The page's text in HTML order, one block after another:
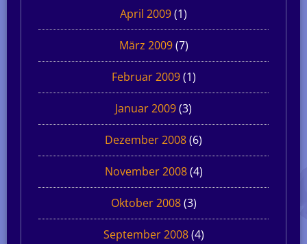
April 2009(1)
März 2009(7)
Februar 2009(1)
Januar 2009(3)
Dezember 2008(6)
November 2008(4)
Oktober 2008(3)
September 2008(4)